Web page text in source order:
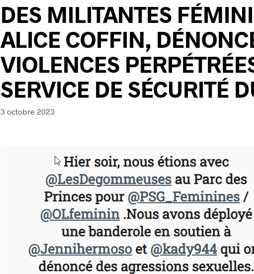
DES MILITANTES
ALICE COFFIN,
VIOLENCES
SERVICE DE SÉCURITÉ
3 octobre 2023